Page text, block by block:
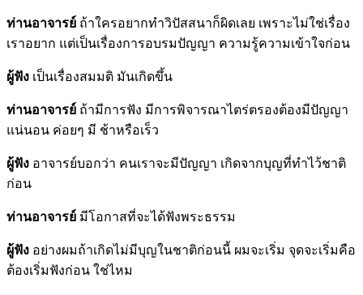
ท่านอาจารย์ ถ้าใครอยากทำวิปัสสนาก็ผิดเลย เพราะไม่ใช่เรื่อง
เราอยาก แต่เป็นเรื่องการอบรมปัญญา ความรู้ความเข้าใจก่อน
ผู้ฟัง เป็นเรื่องสมมติ มันเกิดขึ้น
ท่านอาจารย์ ถ้ามีการฟัง มีการพิจารณาไตร่ตรองต้องมีปัญญา
แน่นอน ค่อยๆ มี ช้าหรือเร็ว
ผู้ฟัง อาจารย์บอกว่า คนเราจะมีปัญญา เกิดจากบุญที่ทำไว้ชาติ
ก่อน
ท่านอาจารย์ มีโอกาสที่จะได้ฟังพระธรรม
ผู้ฟัง อย่างผมถ้าเกิดไม่มีบุญในชาติก่อนนี้ ผมจะเริ่ม จุดจะเริ่มคือ
ต้องเริ่มฟังก่อน ใช่ไหม